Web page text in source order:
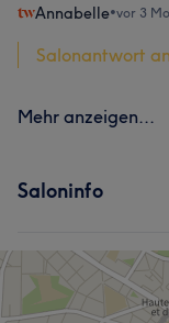
Annabelle•vor 3
Salonantwort
Mehr anzeigen...
Saloninfo